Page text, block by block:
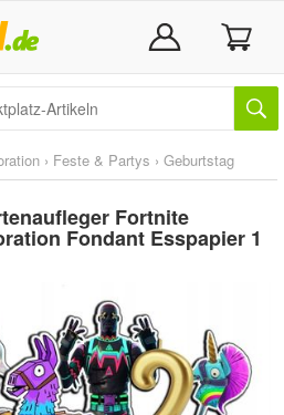
› Feste & Partys › Geburtstag
Fortnite
Fondant Esspapier 1